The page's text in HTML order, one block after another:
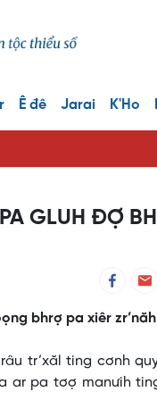
Ê đê Jarai K'Ho
GLUH ĐỢ
bhrợ pa xiêr
tr’xăl ting cơnh
ar pa tơợ manưih